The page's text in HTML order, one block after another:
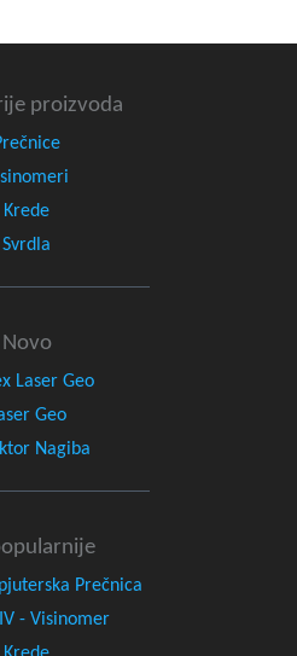
proizvoda
Krede
Svrdla
Novo
Laser Geo
Geo
Nagiba
Prečnica
- Visinomer